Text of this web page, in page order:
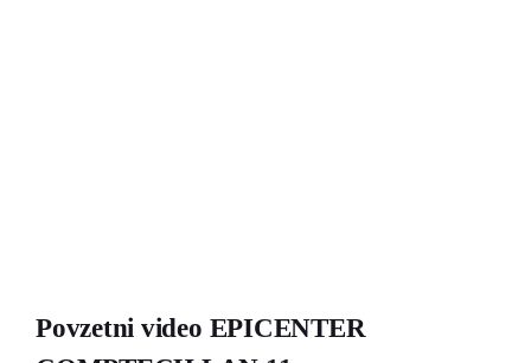
Povzetni video EPICENTER